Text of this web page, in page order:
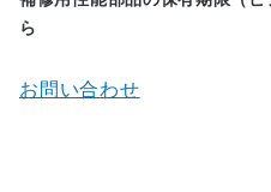
ら
お問い合わせ